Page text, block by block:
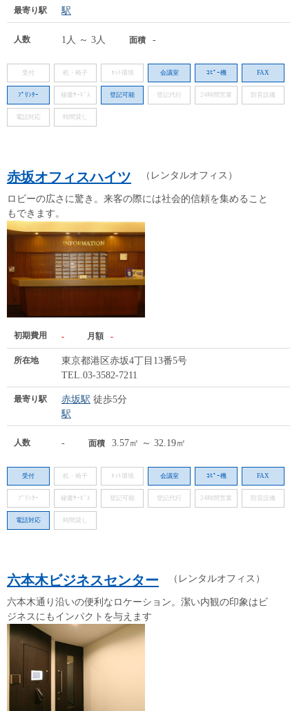
最寄り駅 駅
人数 1人 ～ 3人 面積 -
受付 机・椅子 ﾈｯﾄ環境 会議室 ｺﾋﾟｰ機 FAX
ﾌﾟﾘﾝﾀｰ 秘書ｻｰﾋﾞｽ 登記可能 登記代行 24時間営業 防音設備
電話対応 時間貸し
赤坂オフィスハイツ （レンタルオフィス）
ロビーの広さに驚き。来客の際には社会的信頼を集めること
もできます。
初期費用 - 月額 -
所在地
東京都港区赤坂4丁目13番5号
TEL.03-3582-7211
最寄り駅 赤坂駅 徒歩5分
駅
人数 - 面積 3.57㎡ ～ 32.19㎡
受付 机・椅子 ﾈｯﾄ環境 会議室 ｺﾋﾟｰ機 FAX
ﾌﾟﾘﾝﾀｰ 秘書ｻｰﾋﾞｽ 登記可能 登記代行 24時間営業 防音設備
電話対応 時間貸し
六本木ビジネスセンター （レンタルオフィス）
六本木通り沿いの便利なロケーション。潔い内観の印象はビ
ジネスにもインパクトを与えます